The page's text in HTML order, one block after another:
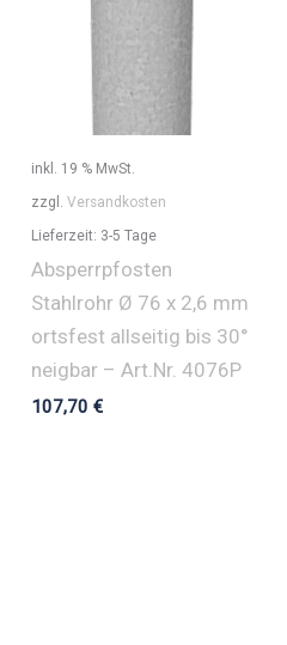
inkl. 19 % MwSt.
zzgl. Versandkosten
Lieferzeit: 3-5 Tage
Absperrpfosten
Stahlrohr Ø 76 x 2,6 mm
ortsfest allseitig bis 30°
neigbar – Art.Nr. 4076P
107,70 €